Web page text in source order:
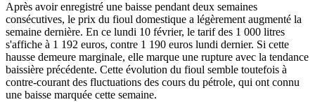
Après avoir enregistré une baisse pendant deux semaines
consécutives, le prix du fioul domestique a légèrement augmenté la
semaine dernière. En ce lundi 10 février, le tarif des 1 000 litres
s'affiche à 1 192 euros, contre 1 190 euros lundi dernier. Si cette
hausse demeure marginale, elle marque une rupture avec la tendance
baissière précédente. Cette évolution du fioul semble toutefois à
contre-courant des fluctuations des cours du pétrole, qui ont connu
une baisse marquée cette semaine.